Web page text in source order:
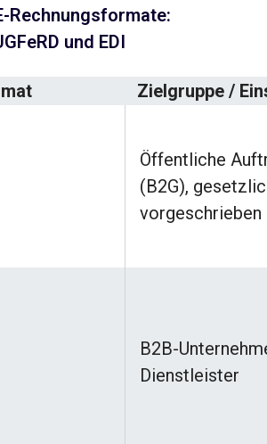
Rechnungsformate:
und EDI
Zielgruppe /
Öffentliche
(B2G),
vorgeschrieben
B2B-
Dienstleister